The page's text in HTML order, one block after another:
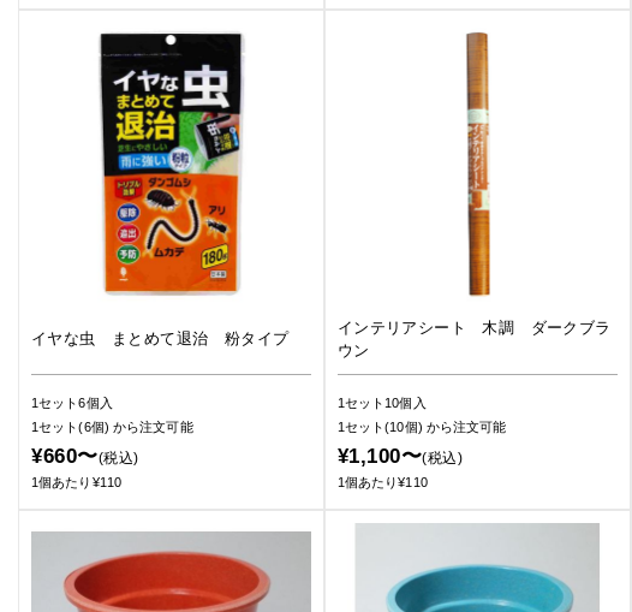
イヤな虫 まとめて退治 粉タイプ
1セット6個入
1セット(6個) から注文可能
¥660〜(税込)
1個あたり¥110
インテリアシート 木調 ダークブラ
ウン
1セット10個入
1セット(10個) から注文可能
¥1,100〜(税込)
1個あたり¥110